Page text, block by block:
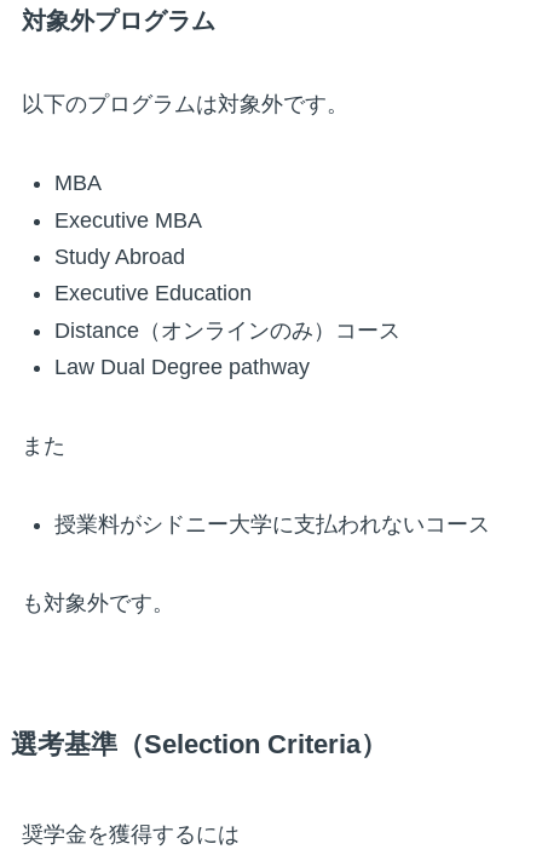
対象外プログラム
以下のプログラムは対象外です。
MBA
Executive MBA
Study Abroad
Executive Education
Distance（オンラインのみ）コース
Law Dual Degree pathway
また
授業料がシドニー大学に支払われないコース
も対象外です。
選考基準（Selection Criteria）
奨学金を獲得するには